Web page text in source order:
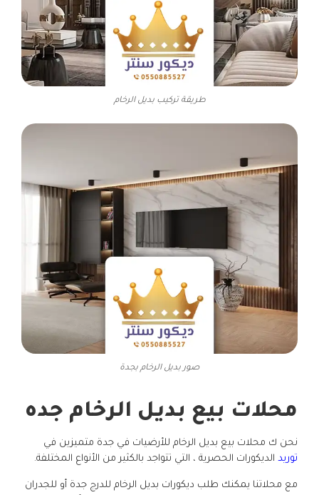
طريقة تركيب بديل الرخام
صور بديل الرخام بجدة
محلات بيع بديل الرخام جده
نحن ك محلات بيع بديل الرخام للأرضيات في جدة متميزين في
توريد الديكورات الحصرية ، التي تتواجد بالكثير من الأنواع المختلفة.
مع محلاتنا يمكنك طلب ديكورات بديل الرخام للدرج جدة أو للجدران